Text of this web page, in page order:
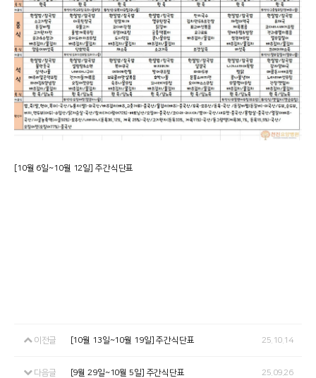
[10월 6일~10월 12일] 주간식단표
이전글 [10월 13일~10월 19일] 주간식단표 25.10.14
다음글 [9월 29일~10월 5일] 주간식단표 25.09.26